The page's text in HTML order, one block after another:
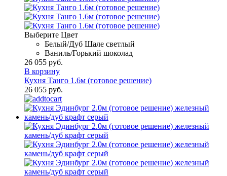
Выберите Цвет
Белый/Дуб Шале светлый
Ваниль/Горький шоколад
26 055 руб.
В корзину
Кухня Танго 1.6м (готовое решение)
26 055 руб.